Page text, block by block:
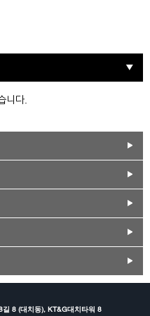
니다.
8 (대치동), KT&G대치타워 8